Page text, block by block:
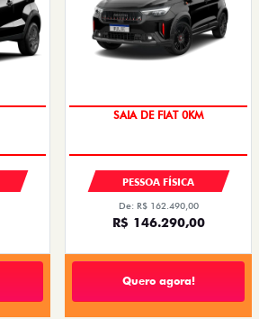
SAIA DE FIAT 0KM
PESSOA FÍSICA
De: R$ 162.490,00
R$ 146.290,00
Quero agora!